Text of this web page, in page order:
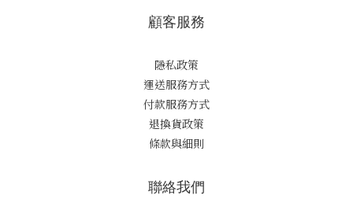
顧客服務
隱私政策
運送服務方式
付款服務方式
退換貨政策
條款與細則
聯絡我們